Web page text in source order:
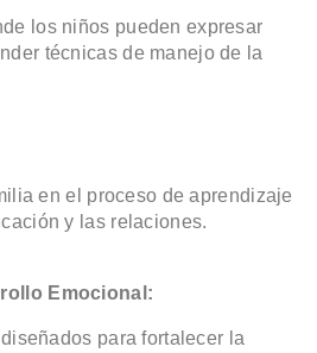
los niños pueden expresar
técnicas de manejo de la
en el proceso de aprendizaje
y las relaciones.
Emocional:
para fortalecer la